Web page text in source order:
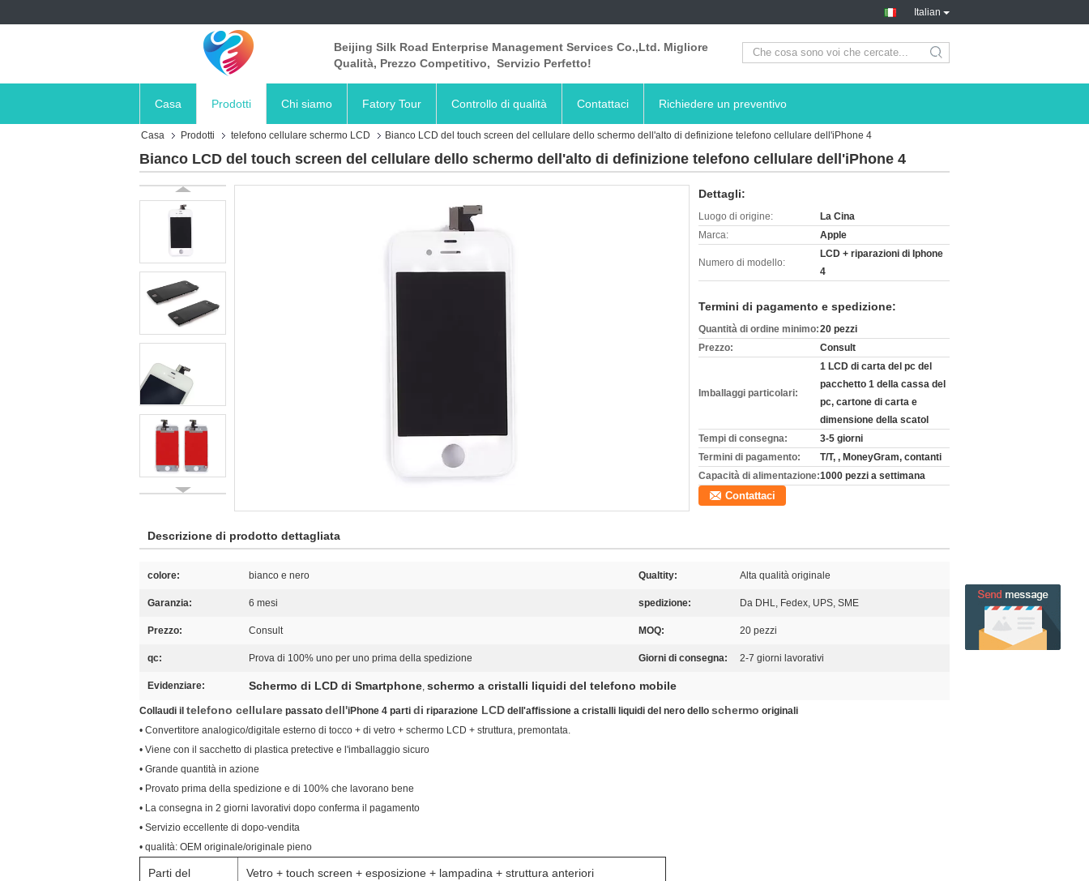
Italian
Beijing Silk Road Enterprise Management Services Co.,Ltd. Migliore
Qualità, Prezzo Competitivo, Servizio Perfetto!
search
Casa Prodotti Chi siamo Fatory Tour Controllo di qualità Contattaci Richiedere un preventivo
Casa Prodotti telefono cellulare schermo LCD Bianco LCD del touch screen del cellulare dello schermo dell'alto di definizione telefono cellulare dell'iPhone 4
Bianco LCD del touch screen del cellulare dello schermo dell'alto di definizione telefono cellulare dell'iPhone 4
Dettagli:
Luogo di origine:
La Cina
Marca:
Apple
Numero di modello:
LCD + riparazioni di Iphone
4
Termini di pagamento e spedizione:
Quantità di ordine minimo:20 pezzi
Prezzo:
Consult
Imballaggi particolari:
1 LCD di carta del pc del
pacchetto 1 della cassa del
pc, cartone di carta e
dimensione della scatol
Tempi di consegna:
3-5 giorni
Termini di pagamento:
T/T, , MoneyGram, contanti
Capacità di alimentazione:1000 pezzi a settimana
Contattaci
Descrizione di prodotto dettagliata
colore: bianco e nero Qualtity: Alta qualità originale
Garanzia: 6 mesi spedizione: Da DHL, Fedex, UPS, SME
Prezzo: Consult MOQ: 20 pezzi
qc: Prova di 100% uno per uno prima della spedizione Giorni di consegna: 2-7 giorni lavorativi
Evidenziare: Schermo di LCD di Smartphone, schermo a cristalli liquidi del telefono mobile
Collaudi il telefono cellulare passato dell'iPhone 4 parti di riparazione LCD dell'affissione a cristalli liquidi del nero dello schermo originali
• Convertitore analogico/digitale esterno di tocco + di vetro + schermo LCD + struttura, premontata.
• Viene con il sacchetto di plastica pretective e l'imballaggio sicuro
• Grande quantità in azione
• Provato prima della spedizione e di 100% che lavorano bene
• La consegna in 2 giorni lavorativi dopo conferma il pagamento
• Servizio eccellente di dopo-vendita
• qualità: OEM originale/originale pieno
Parti del
Vetro + touch screen + esposizione + lampadina + struttura anteriori